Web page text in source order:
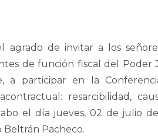
agrado de invitar a los
de función fiscal del Poder
a participar en la
resarcibilidad,
el día jueves, 02 de julio
Beltrán Pacheco.